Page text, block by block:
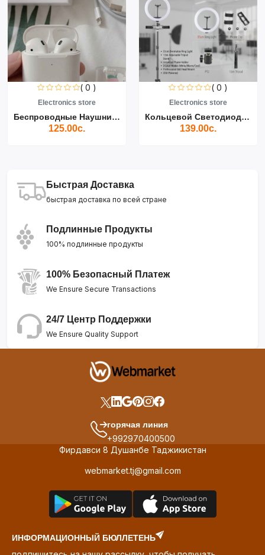
( 0 )
Electronics store
Беспроводные Наушники Air...
125.00с.
( 0 )
Electronics store
Кольцевой Светодиодный Св...
139.00с.
Быстрая Доставка
быстрая доставка по всей стране
Подлинные Продукты
100% подлинные продукты
100% Безопасный Платеж
We Ensure Secure Transactions
24/7 Центр Поддержки
We Ensure Quality Support
горячая линия
+992970400500
Фирдавси 8 Душанбе Таджикистан
webmarket.tj@gmail.com
ИНФОРМАЦИОННЫЙ БЮЛЛЕТЕНЬ